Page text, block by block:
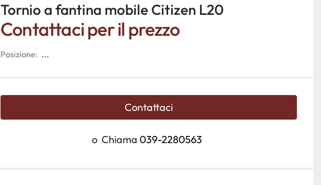
Tornio a fantina mobile Citizen L20
Contattaci per il prezzo
Posizione: ...
Contattaci
o Chiama 039-2280563